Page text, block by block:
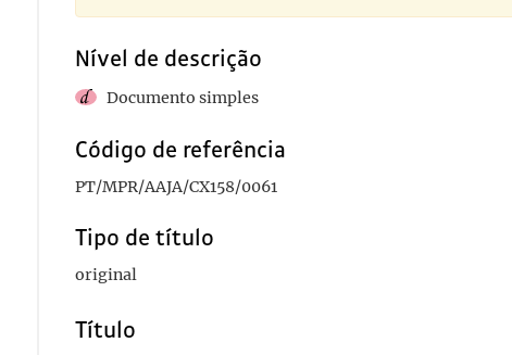
Nível de descrição
Documento simples
Código de referência
PT/MPR/AAJA/CX158/0061
Tipo de título
original
Título